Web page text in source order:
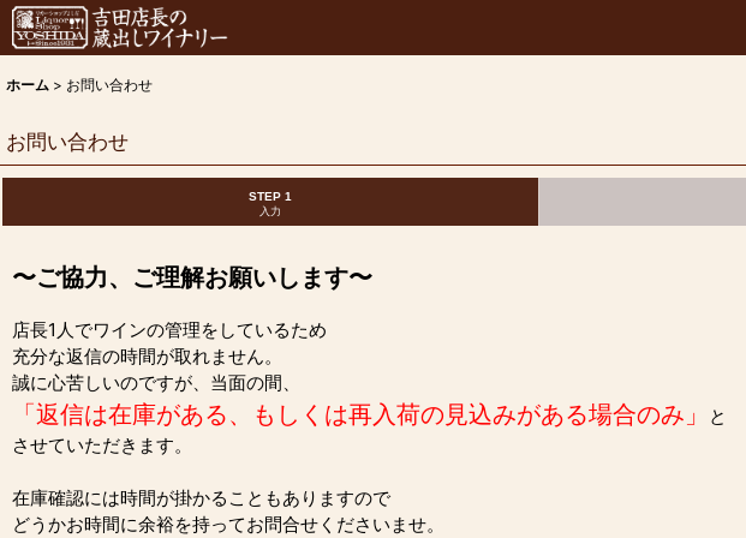
ホーム > お問い合わせ
お問い合わせ
STEP 1
入力
〜ご協力、ご理解お願いします〜
店長1人でワインの管理をしているため
充分な返信の時間が取れません。
誠に心苦しいのですが、当面の間、
「返信は在庫がある、もしくは再入荷の見込みがある場合のみ」
と
させていただきます。
在庫確認には時間が掛かることもありますので
どうかお時間に余裕を持ってお問合せくださいませ。